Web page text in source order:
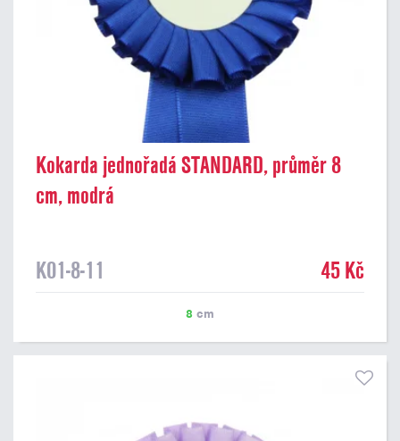
Kokarda jednořadá STANDARD, průměr 8
cm, modrá
K01-8-11 45 Kč
8 cm